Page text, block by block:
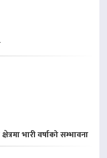
भारी वर्षाको सम्भावना